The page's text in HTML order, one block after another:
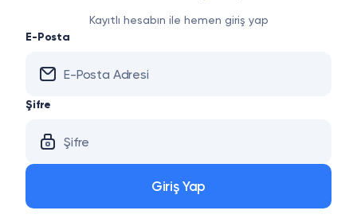
Kayıtlı hesabın ile hemen giriş yap
E-Posta
Şifre
Giriş Yap